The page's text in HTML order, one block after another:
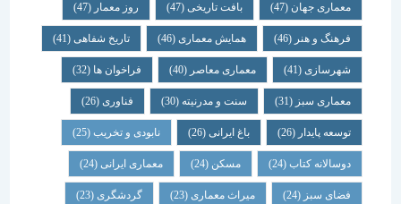
معماری جهان (47) بافت تاریخی(47) روز معمار(47)
فرهنگ و هنر(46) همایش معماری (46) تاریخ شفاهی (41)
شهرسازی(41) معماری معاصر(40) فراخوان ها (32)
معماری سبز(31) سنت و مدرنیته(30) فناوری (26)
توسعه پایدار(26) باغ ایرانی(26) نابودی و تخریب(25)
دوسالانه کتاب(24) مسکن (24) معماری ایرانی(24)
فضای سبز(24) میراث معماری (23) گردشگری (23)